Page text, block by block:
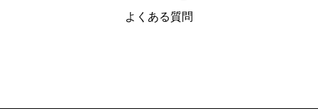
よくある質問